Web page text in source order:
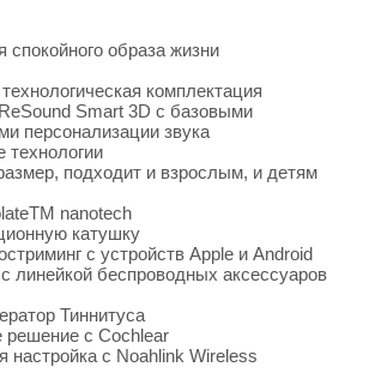
спокойного образа жизни
комплектация
Smart 3D с базовыми
персонализации звука
подходит и взрослым, и детям
nanotech
катушку
с устройств Apple и Android
линейкой беспроводных аксессуаров
Тиннитуса
решение с Cochlear
настройка с Noahlink Wireless